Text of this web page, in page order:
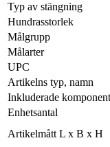
Typ av stängning
Hundrasstorlek
Målgrupp
Målarter
UPC
Artikelns typ, namn
Inkluderade
Enhetsantal
Artikelmått L x B x H